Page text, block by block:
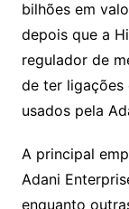
Li
n
k
A
p
p
s
a
g
e
o
k.
c
o
bilhões em
depois que a
regulador de
de ter ligações
usados ​​pela
A principal
Adani
enquanto